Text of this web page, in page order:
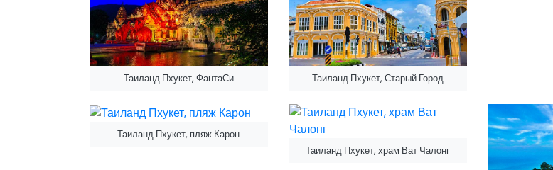
Таиланд Пхукет, ФантаСи Таиланд Пхукет, Старый Город
Таиланд Пхукет, пляж Карон
Таиланд Пхукет, храм Ват Чалонг